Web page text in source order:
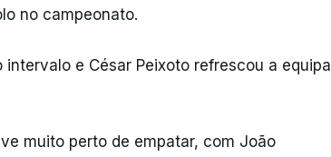
no campeonato.
e César Peixoto refrescou a equipa
muito perto de empatar, com João